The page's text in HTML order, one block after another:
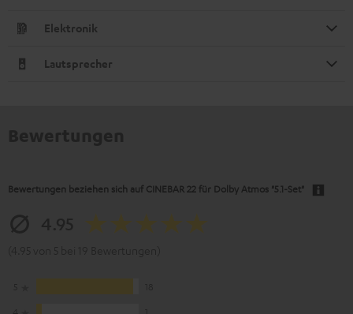
Elektronik
Lautsprecher
Bewertungen beziehen sich auf CINEBAR 22 für Dolby Atmos "5.1-Set"